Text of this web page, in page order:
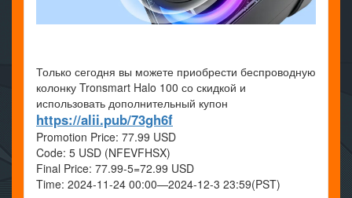
Только сегодня вы можете приобрести беспроводную
колонку Tronsmart Halo 100 со скидкой и
использовать дополнительный купон
https://alii.pub/73gh6f
Promotion Price: 77.99 USD
Code: 5 USD (NFEVFHSX)
Final Price: 77.99-5=72.99 USD
Time: 2024-11-24 00:00—2024-12-3 23:59(PST)